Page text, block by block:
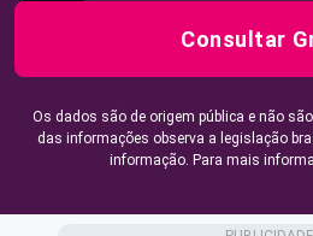
Consultar
Os dados são de origem pública e não
das informações observa a legislação
informação. Para mais